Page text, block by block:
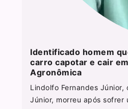
Identificado homem
carro capotar e cair
Agronômica
Lindolfo Fernandes Júnior,
Júnior, morreu após sofrer